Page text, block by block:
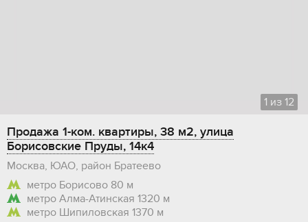
1 из 12
Продажа 1-ком. квартиры, 38 м2, улица
Борисовские Пруды, 14к4
Москва, ЮАО, район Братеево
метро Борисово 80 м
метро Алма-Атинская 1320 м
метро Шипиловская 1370 м